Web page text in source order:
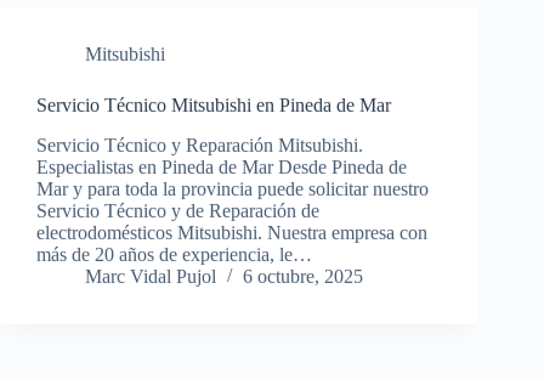
Mitsubishi
Servicio Técnico Mitsubishi en Pineda de Mar
Servicio Técnico y Reparación Mitsubishi.
Especialistas en Pineda de Mar Desde Pineda de
Mar y para toda la provincia puede solicitar nuestro
Servicio Técnico y de Reparación de
electrodomésticos Mitsubishi. Nuestra empresa con
más de 20 años de experiencia, le…
Marc Vidal Pujol
6 octubre, 2025